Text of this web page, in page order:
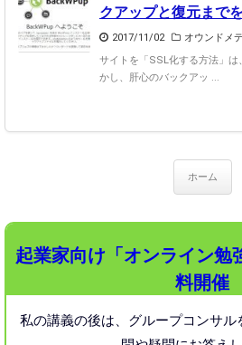
クアップと復元まで
2017/11/02
オウンドメ
サイトを「SSL化する方法」は
かし、肝心のバックアッ ...
ホーム
起業家向け「オンライン勉
料開催
私の講義の後は、グループコンサル